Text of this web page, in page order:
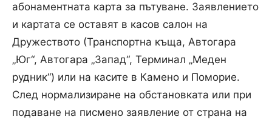
абонаментната карта за пътуване. Заявлението
и картата се оставят в касов салон на
Дружеството (Транспортна къща, Автогара
„Юг“, Автогара „Запад“, Терминал „Меден
рудник“) или на касите в Камено и Поморие.
След нормализиране на обстановката или при
подаване на писмено заявление от страна на